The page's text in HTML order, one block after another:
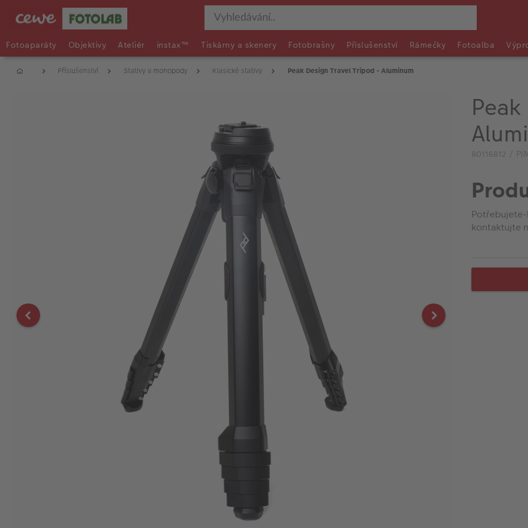
Fotoaparáty Objektivy Ateliér instax™ Tiskárny a skenery Fotobrašny Příslušenství Rámečky Fotoalba
Příslušenství Stativy a monopody Klasické stativy Peak Design Travel Tripod - Aluminum
80116812 /
kontaktujte